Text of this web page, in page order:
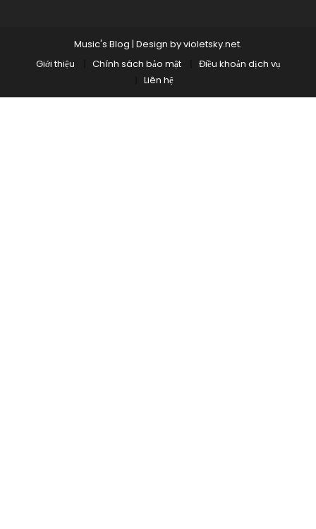
Music's Blog | Design byvioletsky.net.
Giới thiệu
Chính sách bảo mật
Điều khoản dịch vụ
Liên hệ